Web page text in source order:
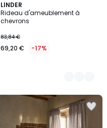
LINDER
Rideau d'ameublement à
chevrons
83,84 €
69,20 € -17%
3
Couleurs